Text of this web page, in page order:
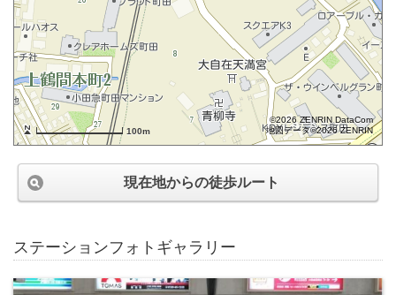
100m
©2026 ZENRIN DataCom
地図データ©2026 ZENRIN
現在地からの徒歩ルート
ステーションフォトギャラリー